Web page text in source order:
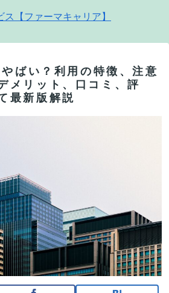
【ファーマキャリア】
ばい？利用の特徴、注意
メリット、口コミ、評
最新版解説